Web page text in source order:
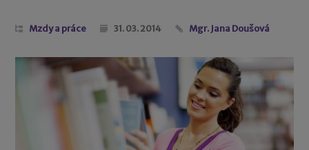
Mzdy a práce 31. 03. 2014 Mgr. Jana Doušová